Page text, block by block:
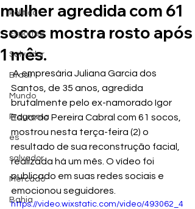
Política
Esportes
Salvador
Brasil
Mundo
Programa
es
salvador
Mercado
Bahia
mulher agredida com 61
socos mostra rosto após
1 mês.
A empresária Juliana Garcia dos
Santos, de 35 anos, agredida
brutalmente pelo ex-namorado Igor
Eduardo Pereira Cabral com 61 socos,
mostrou nesta terça-feira (2) o
resultado de sua reconstrução facial,
realizada há um mês. O vídeo foi
publicado em suas redes sociais e
emocionou seguidores.
https://video.wixstatic.com/video/493062_4